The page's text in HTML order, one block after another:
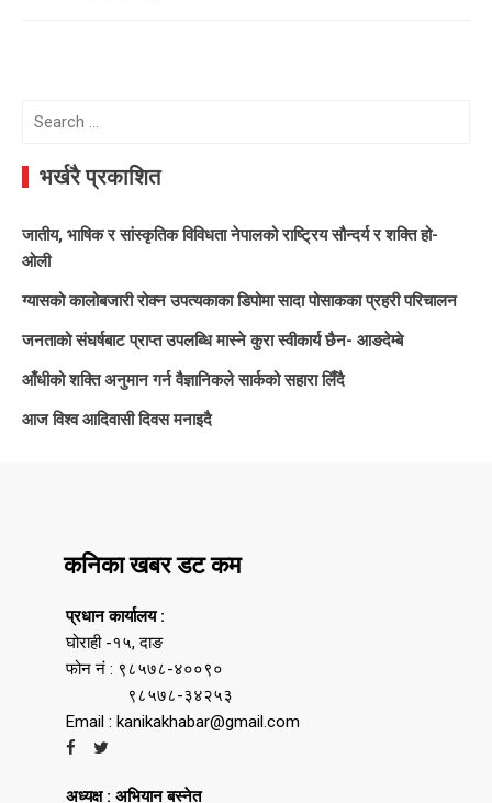
Search
भर्खरै प्रकाशित
जातीय, भाषिक र सांस्कृतिक विविधता नेपालको राष्ट्रिय सौन्दर्य र शक्ति हो-
ओली
ग्यासको कालोबजारी रोक्न उपत्यकाका डिपोमा सादा पोसाकका प्रहरी परिचालन
जनताको संघर्षबाट प्राप्त उपलब्धि मास्ने कुरा स्वीकार्य छैन- आङदेम्बे
आँधीको शक्ति अनुमान गर्न वैज्ञानिकले सार्कको सहारा लिँदै
आज विश्व आदिवासी दिवस मनाइदै
कनिका खबर डट कम
प्रधान कार्यालय :
घोराही -१५, दाङ
फोन नं : ९८५७८-४००९०
९८५७८-३४२५३
Email : kanikakhabar@gmail.com
अध्यक्ष : अभियान बस्नेत